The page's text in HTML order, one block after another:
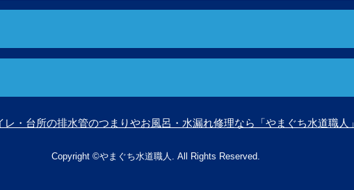
レ・台所の排水管のつまりやお風呂・水漏れ修理なら「やまぐち水道職人」
Copyright ©やまぐち水道職人. All Rights Reserved.